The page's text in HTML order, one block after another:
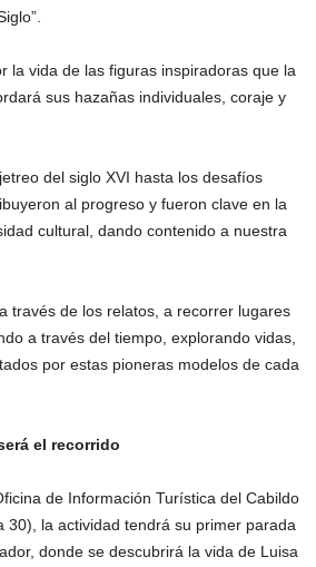
la vida de las figuras inspiradoras que la
sus hazañas individuales, coraje y
del siglo XVI hasta los desafíos
al progreso y fueron clave en la
cultural, dando contenido a nuestra
través de los relatos, a recorrer lugares
a través del tiempo, explorando vidas,
por estas pioneras modelos de cada
el recorrido
de Información Turística del Cabildo
30), la actividad tendrá su primer parada
donde se descubrirá la vida de Luisa